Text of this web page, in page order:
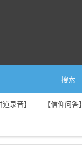
搜索
道录音】 【信仰问答】